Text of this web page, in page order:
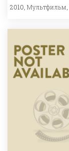
2010, Мультфильм,